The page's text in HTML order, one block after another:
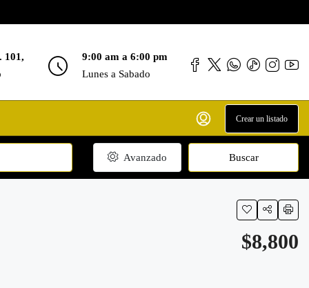
101,
9:00 am a 6:00 pm
Lunes a Sabado
Crear un listado
Avanzado Buscar
$8,800